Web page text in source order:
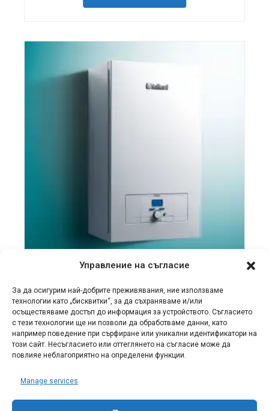
Управление на съгласие
За да осигурим най-добрите преживявания, ние използваме
технологии като „бисквитки“, за да съхраняваме и/или
осъществяваме достъп до информация за устройството. Съгласието
с тези технологии ще ни позволи да обработваме данни, като
например поведение при сърфиране или уникални идентификатори на
този сайт. Несъгласието или оттеглянето на съгласие може да
повлияе неблагоприятно на определени функции.
Manage services
Електрически котел
Vaillant eloBLOCK VE 12/14
1,322.20 1,322.20